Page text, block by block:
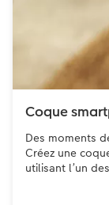
Coque
Des moments
Créez une
utilisant l’un